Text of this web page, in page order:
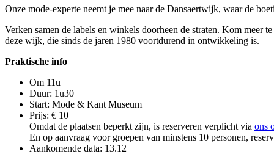
Onze mode-experte neemt je mee naar de Dansaertwijk, waar de
Verken samen de labels en winkels doorheen de straten. Kom meer
deze wijk, die sinds de jaren 1980 voortdurend in ontwikkeling is.
Praktische info
Om 11u
Duur: 1u30
Start: Mode & Kant Museum
Prijs: € 10
Omdat de plaatsen beperkt zijn, is reserveren verplicht via ons
En op aanvraag voor groepen van minstens 10 personen,
Aankomende data: 13.12